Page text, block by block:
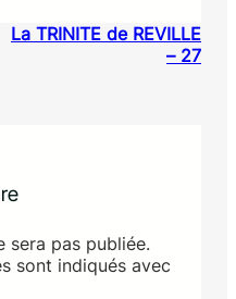
La TRINITE de REVILLE
– 27
sera pas publiée.
sont indiqués avec